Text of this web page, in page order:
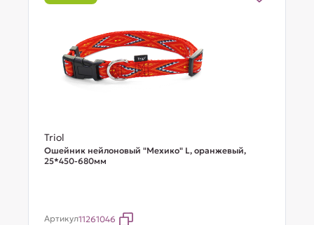
Triol
Ошейник нейлоновый "Мехико" L, оранжевый,
25*450-680мм
Артикул11261046